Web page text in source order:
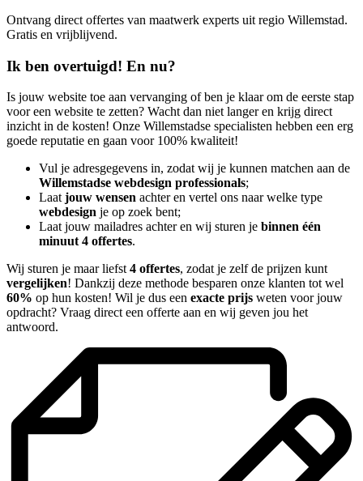
Ontvang direct offertes van maatwerk experts uit regio Willemstad.
Gratis en vrijblijvend.
Ik ben overtuigd! En nu?
Is jouw website toe aan vervanging of ben je klaar om de eerste stap
voor een website te zetten? Wacht dan niet langer en krijg direct
inzicht in de kosten! Onze Willemstadse specialisten hebben een erg
goede reputatie en gaan voor 100% kwaliteit!
Vul je adresgegevens in, zodat wij je kunnen matchen aan de
Willemstadse webdesign professionals;
Laat jouw wensen achter en vertel ons naar welke type
webdesign je op zoek bent;
Laat jouw mailadres achter en wij sturen je binnen één
minuut 4 offertes.
Wij sturen je maar liefst 4 offertes, zodat je zelf de prijzen kunt
vergelijken! Dankzij deze methode besparen onze klanten tot wel
60% op hun kosten! Wil je dus een exacte prijs weten voor jouw
opdracht? Vraag direct een offerte aan en wij geven jou het
antwoord.